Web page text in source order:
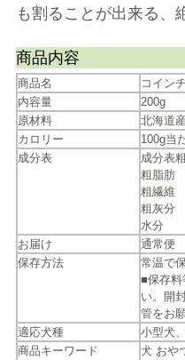
も割ることが出来る、
商品内容
商品名
コイン
内容量
200g
原材料
北海道
カロリー
100g当
成分表
成分表
粗脂
粗繊
粗
水
お届け
通常便
保存方法
常温で
■保存料
い。開
管をお
適応犬種
小型犬
商品キーワード
犬 おや